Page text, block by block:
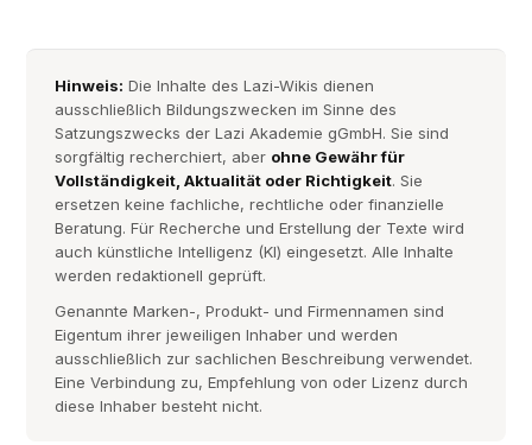
Hinweis: Die Inhalte des Lazi-Wikis dienen
ausschließlich Bildungszwecken im Sinne des
Satzungszwecks der Lazi Akademie gGmbH. Sie sind
sorgfältig recherchiert, aber ohne Gewähr für
Vollständigkeit, Aktualität oder Richtigkeit. Sie
ersetzen keine fachliche, rechtliche oder finanzielle
Beratung. Für Recherche und Erstellung der Texte wird
auch künstliche Intelligenz (KI) eingesetzt. Alle Inhalte
werden redaktionell geprüft.
Genannte Marken-, Produkt- und Firmennamen sind
Eigentum ihrer jeweiligen Inhaber und werden
ausschließlich zur sachlichen Beschreibung verwendet.
Eine Verbindung zu, Empfehlung von oder Lizenz durch
diese Inhaber besteht nicht.